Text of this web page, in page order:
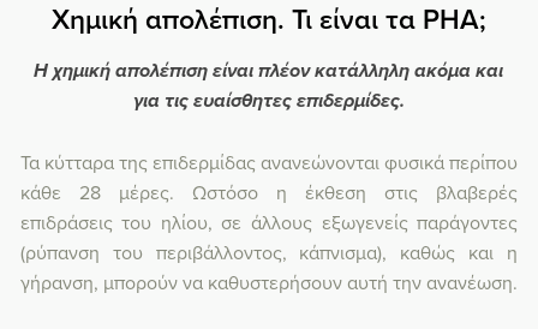
Χημική απολέπιση. Τι είναι τα PHA;
Η χημική απολέπιση είναι πλέον κατάλληλη ακόμα και
για τις ευαίσθητες επιδερμίδες.
Τα κύτταρα της επιδερμίδας ανανεώνονται φυσικά περίπου
κάθε 28 μέρες. Ωστόσο η έκθεση στις βλαβερές
επιδράσεις του ηλίου, σε άλλους εξωγενείς παράγοντες
(ρύπανση του περιβάλλοντος, κάπνισμα), καθώς και η
γήρανση, μπορούν να καθυστερήσουν αυτή την ανανέωση.